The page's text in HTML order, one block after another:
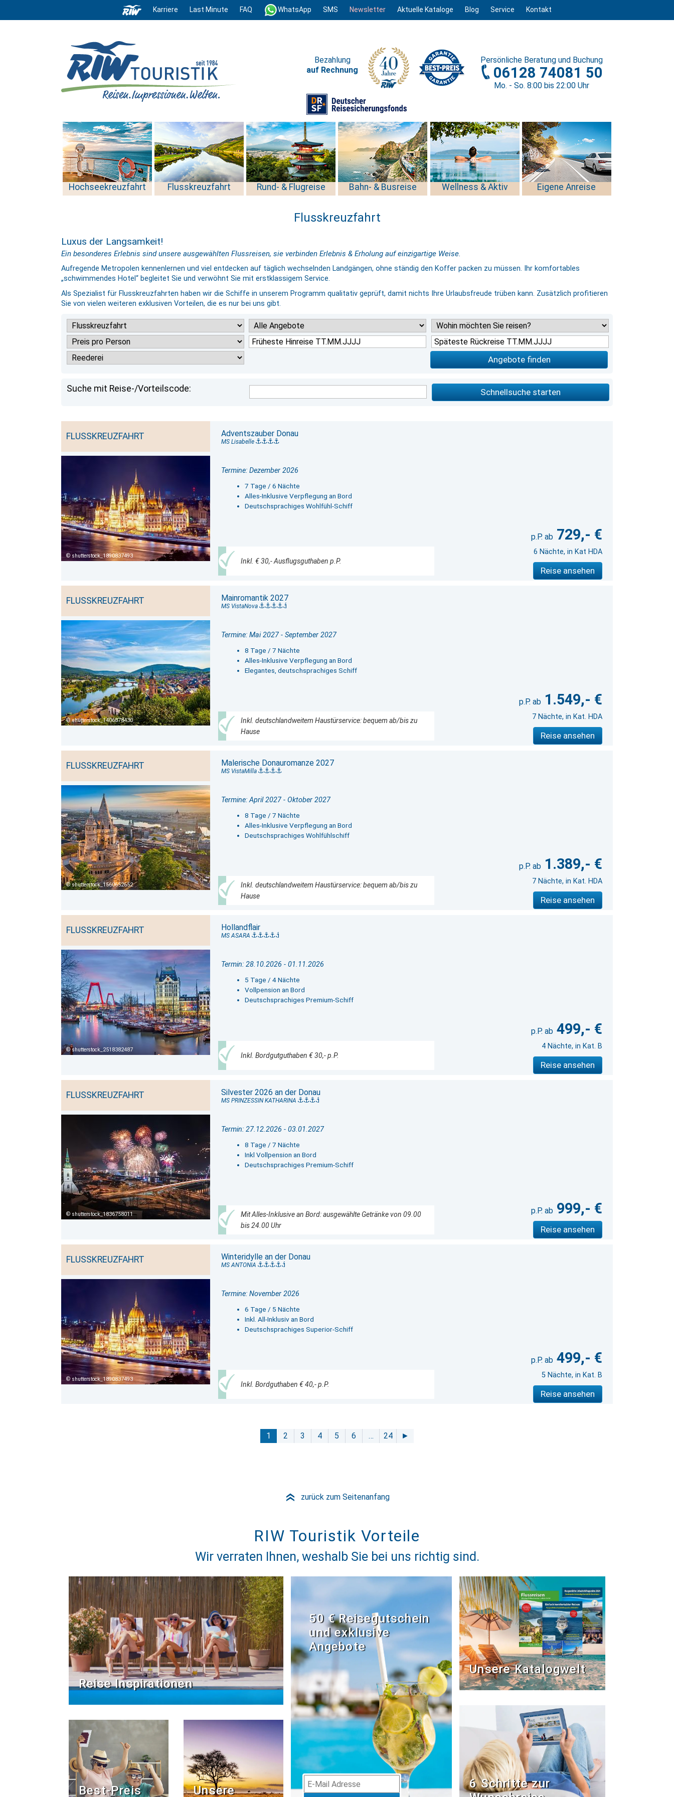
Karriere Last Minute FAQ WhatsApp SMS Newsletter Aktuelle Kataloge Blog Service Kontakt
Persönliche Beratung und Buchung
06128 74081 50
Mo. - So. 8:00 bis 22:00 Uhr
Bezahlung
auf Rechnung
Hochseekreuzfahrt Flusskreuzfahrt Rund- & Flugreise Bahn- & Busreise Wellness & Aktiv Eigene Anreise
Flusskreuzfahrt
Luxus der Langsamkeit!
Ein besonderes Erlebnis sind unsere ausgewählten Flussreisen, sie verbinden Erlebnis & Erholung auf einzigartige Weise.
Aufregende Metropolen kennenlernen und viel entdecken auf täglich wechselnden Landgängen, ohne ständig den Koffer packen zu müssen. Ihr komfortables
„schwimmendes Hotel“ begleitet Sie und verwöhnt Sie mit erstklassigem Service.
Als Spezialist für Flusskreuzfahrten haben wir die Schiffe in unserem Programm qualitativ geprüft, damit nichts Ihre Urlaubsfreude trüben kann. Zusätzlich profitieren
Sie von vielen weiteren exklusiven Vorteilen, die es nur bei uns gibt.
Angebote finden
Suche mit Reise-/Vorteilscode: Schnellsuche starten
FLUSSKREUZFAHRT
shutterstock_1890837493
Adventszauber Donau
MS Lisabelle
Termine: Dezember 2026
7 Tage / 6 Nächte
Alles-Inklusive Verpflegung an Bord
Deutschsprachiges Wohlfühl-Schiff
Inkl. € 30,- Ausflugsguthaben p.P.
729,- €
6 Nächte, in Kat HDA
Reise ansehen
FLUSSKREUZFAHRT
shutterstock_1406878430
Mainromantik 2027
MS VistaNova
Termine: Mai 2027 - September 2027
8 Tage / 7 Nächte
Alles-Inklusive Verpflegung an Bord
Elegantes, deutschsprachiges Schiff
Inkl. deutschlandweitem Haustürservice: bequem ab/bis zu
Hause
1.549,- €
7 Nächte, in Kat. HDA
Reise ansehen
FLUSSKREUZFAHRT
shutterstock_1560652652
Malerische Donauromanze 2027
MS VistaMilla
Termine: April 2027 - Oktober 2027
8 Tage / 7 Nächte
Alles-Inklusive Verpflegung an Bord
Deutschsprachiges Wohlfühlschiff
Inkl. deutschlandweitem Haustürservice: bequem ab/bis zu
Hause
1.389,- €
7 Nächte, in Kat. HDA
Reise ansehen
FLUSSKREUZFAHRT
shutterstock_2518382487
Hollandflair
MS ASARA
Termin: 28.10.2026 - 01.11.2026
5 Tage / 4 Nächte
Vollpension an Bord
Deutschsprachiges Premium-Schiff
Inkl. Bordgutguthaben € 30,- p.P.
499,- €
4 Nächte, in Kat. B
Reise ansehen
FLUSSKREUZFAHRT
shutterstock_1836758011
Silvester 2026 an der Donau
MS PRINZESSIN KATHARINA
Termin: 27.12.2026 - 03.01.2027
8 Tage / 7 Nächte
Inkl Vollpension an Bord
Deutschsprachiges Premium-Schiff
Mit Alles-Inklusive an Bord: ausgewählte Getränke von 09.00
bis 24.00 Uhr
999,- €
Reise ansehen
FLUSSKREUZFAHRT
shutterstock_1890837493
Winteridylle an der Donau
MS ANTONIA
Termine: November 2026
6 Tage / 5 Nächte
Inkl. All-Inklusiv an Bord
Deutschsprachiges Superior-Schiff
Inkl. Bordguthaben € 40,- p.P.
499,- €
5 Nächte, in Kat. B
Reise ansehen
1 2 3 4 5 6 … 24 ►
» zurück zum Seitenanfang
RIW Touristik Vorteile
Wir verraten Ihnen, weshalb Sie bei uns richtig sind.
Reise Inspirationen
Best-Preis Unsere
50 € Reisegutschein
und exklusive
Angebote
Unsere Katalogwelt
6 Schritte zur